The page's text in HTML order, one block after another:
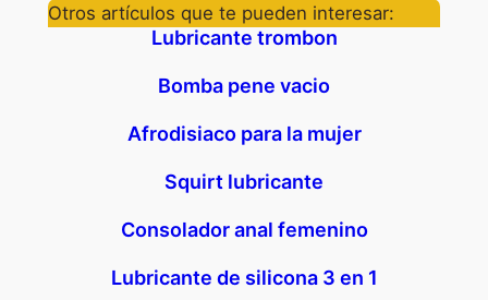
Otros artículos que te pueden interesar:
Lubricante trombon
Bomba pene vacio
Afrodisiaco para la mujer
Squirt lubricante
Consolador anal femenino
Lubricante de silicona 3 en 1